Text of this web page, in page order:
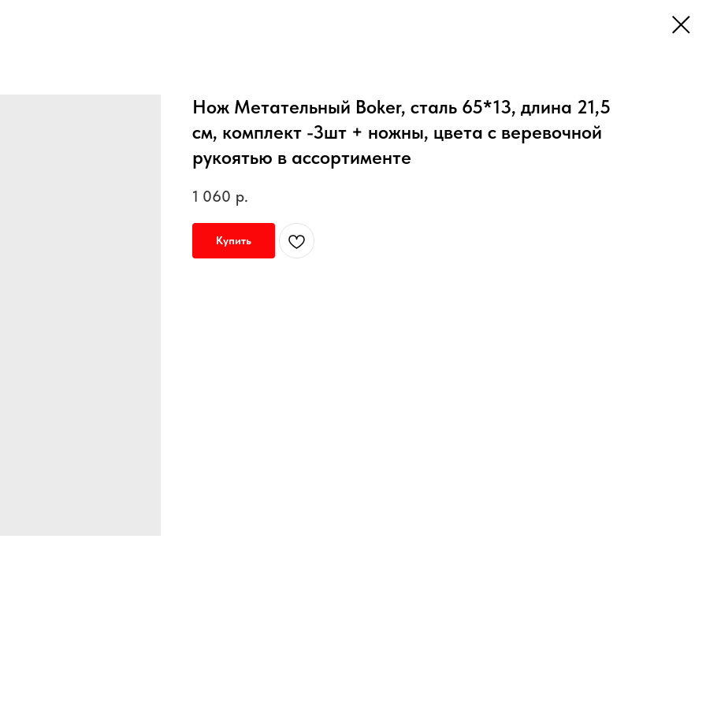
Нож Метательный Boker, сталь 65*13, длина 21,5
см, комплект -3шт + ножны, цвета с веревочной
рукоятью в ассортименте
1 060 р.
Купить